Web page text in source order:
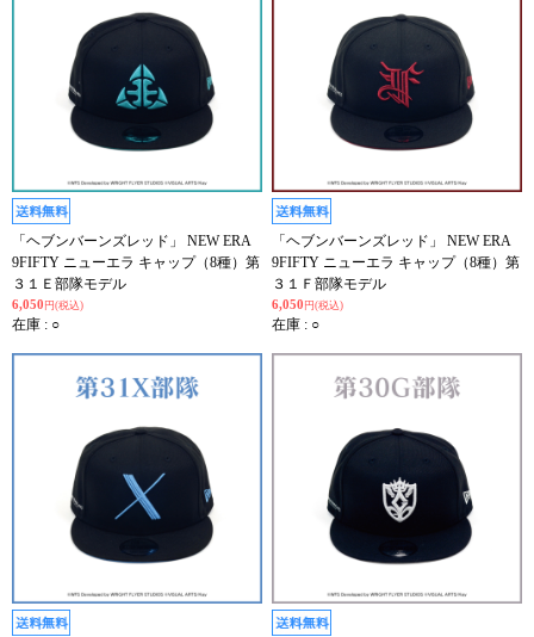
「ヘブンバーンズレッド」 NEW ERA
9FIFTY ニューエラ キャップ（8種）第
３１Ｅ部隊モデル
6,050 円(税込)
在庫 : ○
「ヘブンバーンズレッド」 NEW ERA
9FIFTY ニューエラ キャップ（8種）第
３１Ｆ部隊モデル
6,050 円(税込)
在庫 : ○